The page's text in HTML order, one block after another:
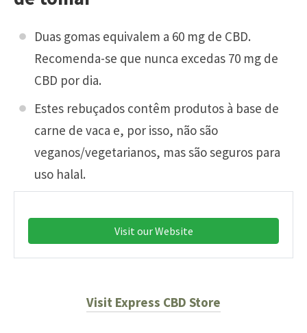
Duas gomas equivalem a 60 mg de CBD.
Recomenda-se que nunca excedas 70 mg de
CBD por dia.
Estes rebuçados contêm produtos à base de
carne de vaca e, por isso, não são
veganos/vegetarianos, mas são seguros para
uso halal.
Visit our Website
Visit Express CBD Store